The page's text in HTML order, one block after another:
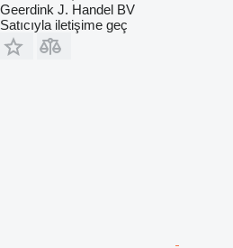
Geerdink J. Handel BV
Satıcıyla iletişime geç